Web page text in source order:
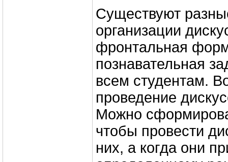
Существуют
организации
фронтальная
познавательная
всем студентам.
проведение
Можно
чтобы провести
них, а когда они